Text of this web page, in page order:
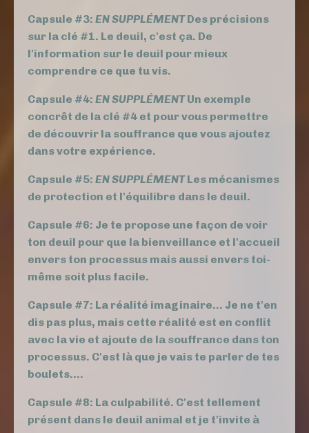
Capsule #3: EN SUPPLÉMENTDes précisions
sur la clé #1. Le deuil, c'est ça. De
l'information sur le deuil pour mieux
comprendre ce que tu vis.
Capsule #4: EN SUPPLÉMENTUn exemple
concrêt de la clé #4 et pour vous permettre
de découvrir la souffrance que vous ajoutez
dans votre expérience.
Capsule #5: EN SUPPLÉMENTLes mécanismes
de protection et l'équilibre dans le deuil.
Capsule #6: Je te propose une façon de voir
ton deuil pour que la bienveillance et l'accueil
envers ton processus mais aussi envers toi-
même soit plus facile.
Capsule #7: La réalité imaginaire... Je ne t'en
dis pas plus, mais cette réalité est en conflit
avec la vie et ajoute de la souffrance dans ton
processus. C'est là que je vais te parler de tes
boulets....
Capsule #8: La culpabilité. C'est tellement
présent dans le deuil animal et je t'invite à